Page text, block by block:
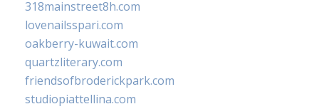
318mainstreet8h.com
lovenailsspari.com
oakberry-kuwait.com
quartzliterary.com
friendsofbroderickpark.com
studiopiattellina.com